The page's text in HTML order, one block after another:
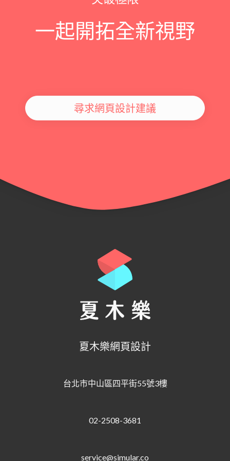
一起開拓全新視野
尋求網頁設計建議
夏木樂網頁設計
台北市中山區四平街55號3樓
02-2508-3681
service@simular.co